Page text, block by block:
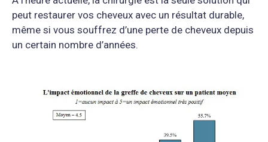
peut restaurer vos cheveux avec un résultat durable,
même si vous souffrez d’une perte de cheveux depuis
un certain nombre d’années.